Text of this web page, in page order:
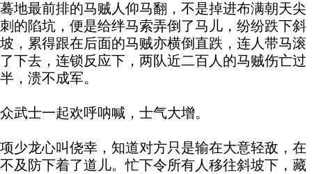
蓦地最前排的马贼人仰马翻，不是掉进布满朝天尖
刺的陷坑，便是给绊马索弄倒了马儿，纷纷跌下斜
坡，累得跟在后面的马贼亦横倒直跌，连人带马滚
了下去，连锁反应下，两队近二百人的马贼伤亡过
半，溃不成军。
众武士一起欢呼呐喊，士气大增。
项少龙心叫侥幸，知道对方只是输在大意轻敌，在
不及防下着了道儿。忙下令所有人移往斜坡下，藏